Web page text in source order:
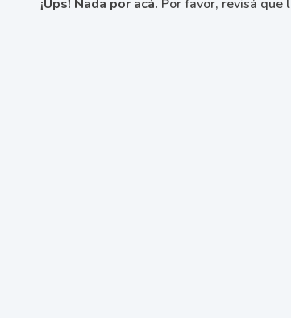
¡Ups! Nada por acá. Por favor, revisá que